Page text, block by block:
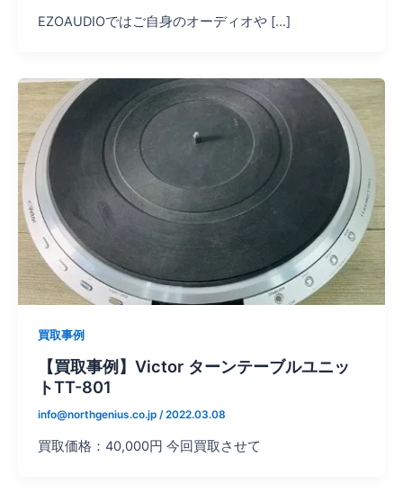
EZOAUDIOではご自身のオーディオや […]
買取事例
【買取事例】Victor ターンテーブルユニッ
トTT-801
info@northgenius.co.jp /2022.03.08
買取価格：40,000円 今回買取させて